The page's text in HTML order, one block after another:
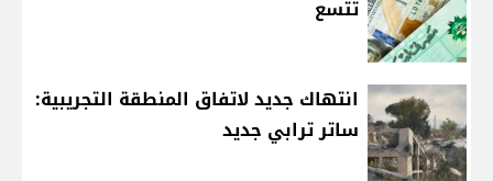
تتسع
انتهاك جديد لاتفاق المنطقة التجريبية:
ساتر ترابي جديد